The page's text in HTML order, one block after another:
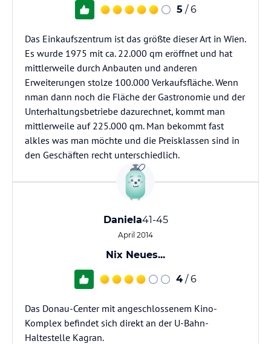
5 / 6
Das Einkaufszentrum ist das größte dieser Art in Wien.
Es wurde 1975 mit ca. 22.000 qm eröffnet und hat
mittlerweile durch Anbauten und anderen
Erweiterungen stolze 100.000 Verkaufsfläche. Wenn
nman dann noch die Fläche der Gastronomie und der
Unterhaltungsbetriebe dazurechnet, kommt man
mittlerweile auf 225.000 qm. Man bekommt fast
alkles was man möchte und die Preisklassen sind in
den Geschäften recht unterschiedlich.
Daniela41-45
April 2014
Nix Neues...
4 / 6
Das Donau-Center mit angeschlossenem Kino-
Komplex befindet sich direkt an der U-Bahn-
Haltestelle Kagran.